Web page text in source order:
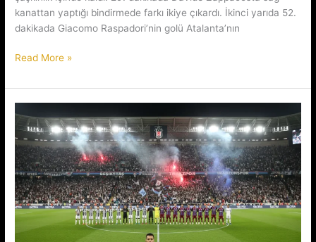
kanattan yaptığı bindirmede farkı ikiye çıkardı. İkinci yarıda 52.
dakikada Giacomo Raspadori’nin golü Atalanta’nın
San
Atalanta
Milan’ı
3-
Yendi
Read More »